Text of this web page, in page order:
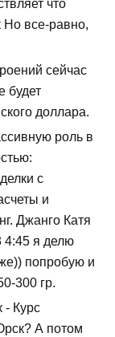
что
Но все-равно,
сейчас
будет
доллара.
роль в
с
и
Джанго Катя
4:45 я делю
попробую и
300 гр.
- Курс
А потом